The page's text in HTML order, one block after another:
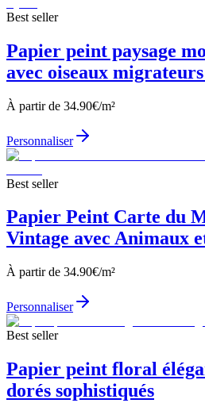
Best seller
Papier peint paysage
avec oiseaux
À partir de 34.90€/m²
Personnaliser
Best seller
Papier Peint Carte du
Vintage avec Animaux
À partir de 34.90€/m²
Personnaliser
Best seller
Papier peint floral
dorés sophistiqués